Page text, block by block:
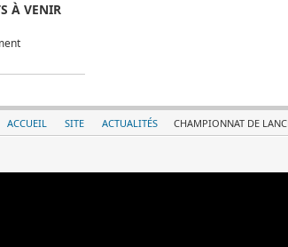
À VENIR
ACCUEIL SITE ACTUALITÉS CHAMPIONNAT DE